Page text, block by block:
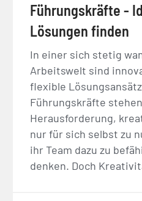
Führungskräfte -
Lösungen finden
In einer sich stetig
Arbeitswelt sind
flexible
Führungskräfte
Herausforderung,
nur für sich selbst zu
ihr Team dazu zu
denken. Doch